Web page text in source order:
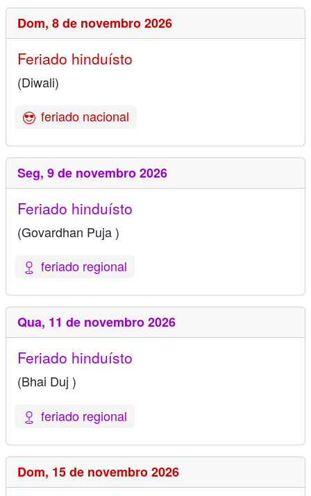
Dom, 8 de novembro 2026
Feriado hinduísto
(Diwali)
feriado nacional
Seg, 9 de novembro 2026
Feriado hinduísto
(Govardhan Puja )
feriado regional
Qua, 11 de novembro 2026
Feriado hinduísto
(Bhai Duj )
feriado regional
Dom, 15 de novembro 2026